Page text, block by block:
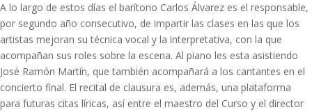
A lo largo de estos días el barítono Carlos Álvarez es el responsable,
por segundo año consecutivo, de impartir las clases en las que los
artistas mejoran su técnica vocal y la interpretativa, con la que
acompañan sus roles sobre la escena. Al piano les esta asistiendo
José Ramón Martín, que también acompañará a los cantantes en el
concierto final. El recital de clausura es, además, una plataforma
para futuras citas líricas, así entre el maestro del Curso y el director